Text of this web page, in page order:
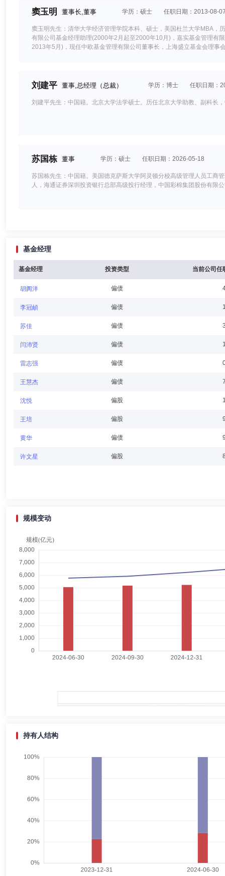
卞玺云
窦玉明 董事长,董事 学历：硕士 任职日期：2013-08-
窦玉明先生：清华大学经济管理学院本科、硕士，美国杜兰大学MBA
有限公司基金经理助理(2000年2月起至2000年10月)，嘉实基金管理有
2013年5月)，现任中欧基金管理有限公司董事长，上海盛立基金会理事
刘建平 董事,总经理（总裁） 学历：博士 任职日期：
刘建平先生：中国籍。北京大学法学硕士。历任北京大学助教、副科长
苏国栋 董事 学历：硕士 任职日期：2026-05-18
苏国栋先生：中国籍。美国德克萨斯大学阿灵顿分校高级管理人员工商
人，海通证券深圳投资银行总部高级投行经理，中国彩棉集团股份有限
周朗朗先生：中国香港籍。加拿大西安大略大学本科，清华大学高级管
技投资行业主管合伙人、董事总经理，河南中原消费金融股份有限公司
戴国强 学历：博士
戴国强先生：上海财经大学金融专业硕士，复旦大学经济学院世界经
院长。
钟炜 学历：本科
钟炜先生：中国籍。毕业于西北政法大学本科。现任中欧基金管理有
樊扬 学历：硕士
许欣先生：中国籍、中国人民大学金融学硕士，中欧国际工商学院
(2001年6月起至2003年4月)，嘉实基金管理有限公司机构理财部总监
总经理，上海中欧财富基金销售有限公司执行董事，中欧基金国际有限
卞玺云 督察长（督察员） 学历：本科 任职日期：
理有限公司投资管理部副总监，2015年5月加入中欧基金管理有限公司
司董事。
卢纯青女士：中国籍，加拿大圣玛丽大学金融学硕士，历任北京毕马
江知玥 监事 学历：硕士 任职日期：2024-03-27
江知玥女士：中国籍。剑桥大学地产金融专业硕士。现任中欧基金管理
基金经理
基金经理 投资类型 当前公司任
胡阗洋 偏债
李冠頔 偏债
苏佳 偏债
闫沛贤 偏债
雷志强 偏债
王慧杰 偏债
沈悦 偏股
王培 偏股
黄华 偏债
许文星 偏股
规模变动
持有人结构